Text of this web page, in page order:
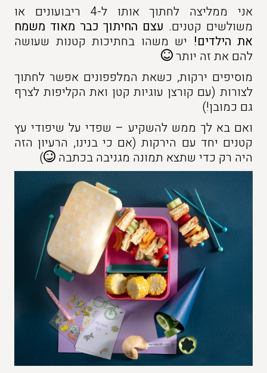
אני ממליצה לחתוך אותו ל-4 ריבועונים או
משולשים קטנים. עצם החיתוך כבר מאוד משמח
את הילדים! יש משהו בחתיכות קטנות שעושה
להם את זה יותר
מוסיפים ירקות, כשאת המלפפונים אפשר לחתוך
לצורות (עם קורצן עוגיות קטן ואת הקליפות לצרף
גם כמובן!)
ואם בא לך ממש להשקיע – שפדי על שיפודי עץ
קטנים יחד עם הירקות (אם כי בנינו, הרעיון הזה
היה רק כדי שתצא תמונה מגניבה בכתבה
)